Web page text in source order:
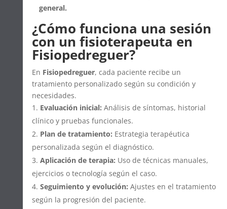
general.
¿Cómo funciona una sesión
con un fisioterapeuta en
Fisiopedreguer?
En Fisiopedreguer, cada paciente recibe un
tratamiento personalizado según su condición y
necesidades.
Evaluación inicial: Análisis de síntomas, historial
clínico y pruebas funcionales.
Plan de tratamiento: Estrategia terapéutica
personalizada según el diagnóstico.
Aplicación de terapia: Uso de técnicas manuales,
ejercicios o tecnología según el caso.
Seguimiento y evolución: Ajustes en el tratamiento
según la progresión del paciente.